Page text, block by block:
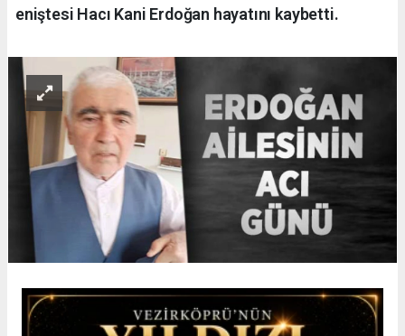
eniştesi Hacı Kani Erdoğan hayatını kaybetti.